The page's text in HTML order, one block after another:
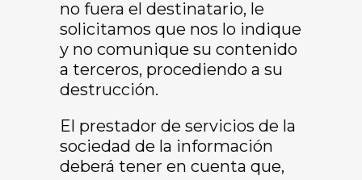
no fuera el destinatario, le
solicitamos que nos lo indique
y no comunique su contenido
a terceros, procediendo a su
destrucción.
El prestador de servicios de la
sociedad de la información
deberá tener en cuenta que,